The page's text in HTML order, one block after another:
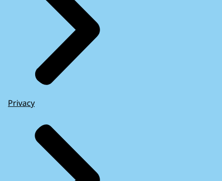
Privacy